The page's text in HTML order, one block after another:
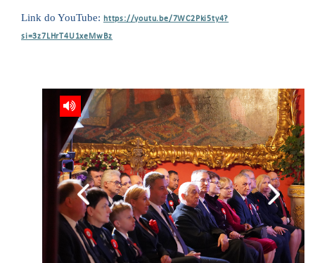
Link do YouTube: https://youtu.be/7WC2Pki5ty4?
si=3z7LHrT4U1xeMwBz